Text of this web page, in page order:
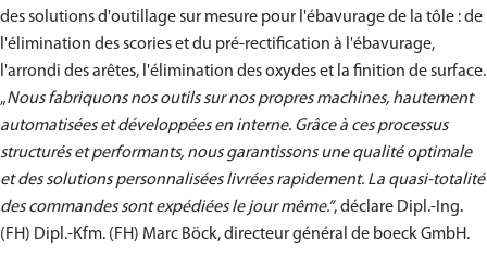
des solutions d'outillage sur mesure pour l'ébavurage de la tôle : de
l'élimination des scories et du pré-rectification à l'ébavurage,
l'arrondi des arêtes, l'élimination des oxydes et la finition de surface.
„Nous fabriquons nos outils sur nos propres machines, hautement
automatisées et développées en interne. Grâce à ces processus
structurés et performants, nous garantissons une qualité optimale
et des solutions personnalisées livrées rapidement. La quasi-totalité
des commandes sont expédiées le jour même.“, déclare Dipl.-Ing.
(FH) Dipl.-Kfm. (FH) Marc Böck, directeur général de boeck GmbH.